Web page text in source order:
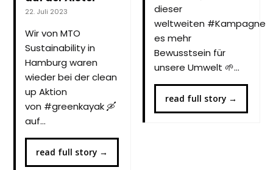
22. Juli 2023
Wir von MTO
Sustainability in
Hamburg waren
wieder bei der clean
up Aktion
von #greenkayak 🛶
auf…
read full story →
dieser
weltweiten #Kampagne
es mehr
Bewusstsein für
unsere Umwelt 🌱…
read full story →